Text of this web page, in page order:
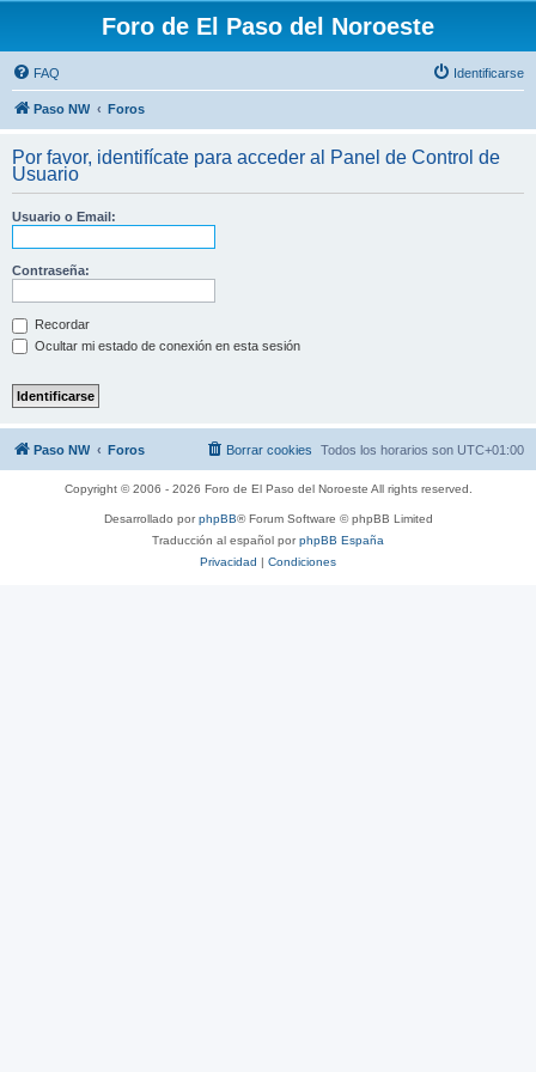
Foro de El Paso del Noroeste
FAQ Identificarse
Paso NW Foros
Por favor, identifícate para acceder al Panel de Control de
Usuario
Usuario o Email:
Contraseña:
Recordar
Ocultar mi estado de conexión en esta sesión
Paso NW Foros Todos los horarios son UTC+01:00
Borrar cookies
Copyright © 2006 - 2026 Foro de El Paso del Noroeste All rights reserved.
Desarrollado porphpBB® Forum Software © phpBB Limited
Traducción al español porphpBB España
Privacidad | Condiciones